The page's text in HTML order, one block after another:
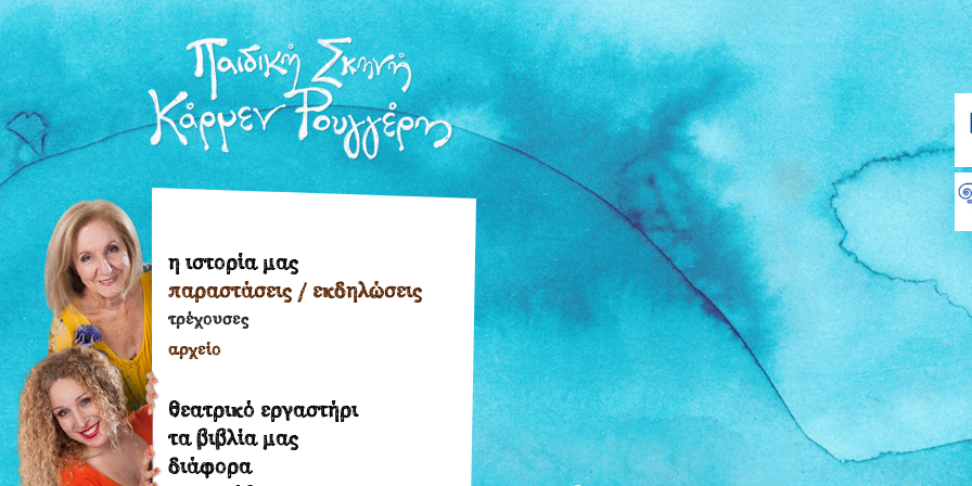
η ιστορία μας
παραστάσεις / εκδηλώσεις
τρέχουσες
αρχείο
θεατρικό εργαστήρι
τα βιβλία μας
διάφορα
η
ιστορία
μας
παραστάσεις
/
εκδηλώσεις
τρέχουσες
αρχείο